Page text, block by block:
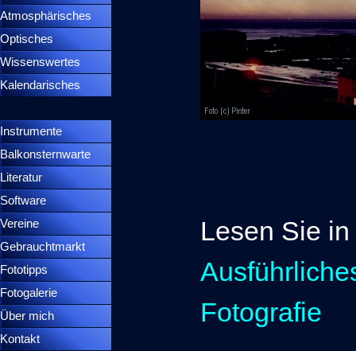
Atmosphärisches
Optisches
Wissenswertes
Kalendarisches
Instrumente
Balkonsternwarte
Literatur
Software
Vereine
Gebrauchtmarkt
Fototipps
Fotogalerie
Über mich
Kontakt
Lesen Sie
Fotografie